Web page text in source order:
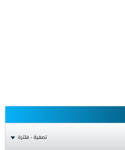
تصفية - فلترة